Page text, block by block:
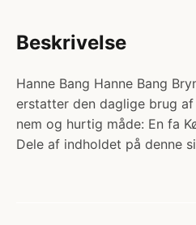
Beskrivelse
Hanne Bang Hanne Bang
erstatter den daglige brug
nem og hurtig måde: En fa
Dele af indholdet på denne